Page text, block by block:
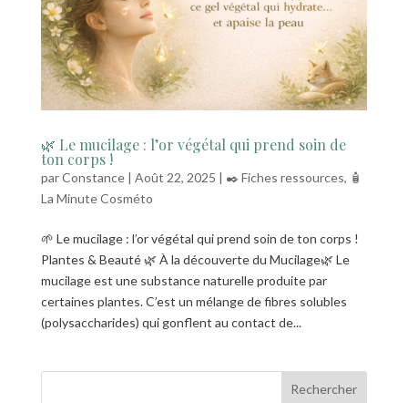
🌿 Le mucilage : l’or végétal qui prend soin de
ton corps !
parConstance| Août 22, 2025 | ✒️ Fiches ressources, 🧴
La Minute Cosméto
🌱 Le mucilage : l’or végétal qui prend soin de ton corps !
Plantes & Beauté 🌿 À la découverte du Mucilage🌿 Le
mucilage est une substance naturelle produite par
certaines plantes. C’est un mélange de fibres solubles
(polysaccharides) qui gonflent au contact de...